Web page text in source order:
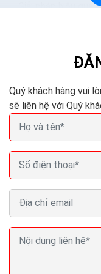
Giải pháp hiệu quả
Quý khách hàng vui
sẽ liên hệ với Quý